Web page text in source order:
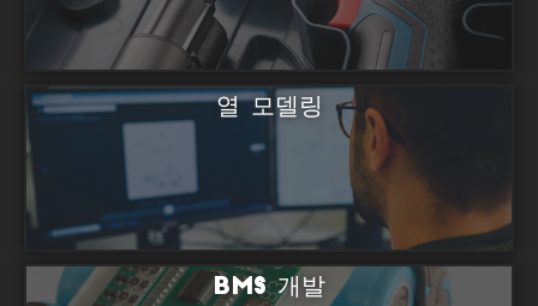
열 모델링
BMS 개발